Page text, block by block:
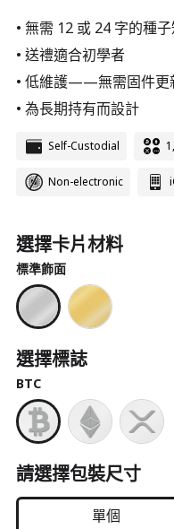
• 無需 12 或 24 字的種
• 送禮適合初學者
• 低維護——無需固件更
• 為長期持有而設計
Self-Custodial
Non-electronic
選擇卡片材料
標準飾面
選擇標誌
BTC
請選擇包裝尺寸
單個